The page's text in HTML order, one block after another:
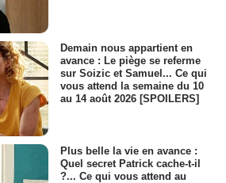
Demain nous appartient en
avance : Le piège se referme
sur Soizic et Samuel... Ce qui
vous attend la semaine du 10
au 14 août 2026 [SPOILERS]
Plus belle la vie en avance :
Quel secret Patrick cache-t-il
?... Ce qui vous attend au